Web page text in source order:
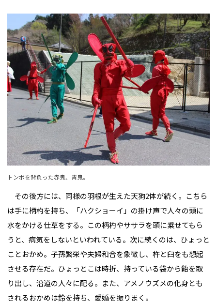
トンボを背負った赤鬼、青鬼。
その後方には、同様の羽根が生えた天狗2体が続く。こちら
は手に柄杓を持ち、「ハクショーイ」の掛け声で人々の頭に
水をかける仕草をする。この柄杓やササラを頭に乗せてもら
うと、病気をしないといわれている。次に続くのは、ひょっと
ことおかめ。子孫繁栄や夫婦和合を象徴し、杵と臼をも想起
させる存在だ。ひょっとこは時折、持っている袋から飴を取
り出し、沿道の人々に配る。また、アメノウズメの化身とも
されるおかめは鈴を持ち、愛嬌を振りまく。